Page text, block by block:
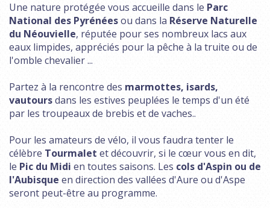
Une nature protégée vous accueille dans le Parc
National des Pyrénéesou dans la Réserve Naturelle
du Néouvielle, réputée pour ses nombreux lacs aux
eaux limpides, appréciés pour la pêche à la truite ou de
l'omble chevalier ...
Partez à la rencontre des marmottes, isards,
vautoursdans les estives peuplées le temps d'un été
par les troupeaux de brebis et de vaches..
Pour les amateurs de vélo, il vous faudra tenter le
célèbre Tourmalet et découvrir, si le cœur vous en dit,
le Pic du Midi en toutes saisons. Les cols d'Aspin ou de
l'Aubisque en direction des vallées d'Aure ou d'Aspe
seront peut-être au programme.